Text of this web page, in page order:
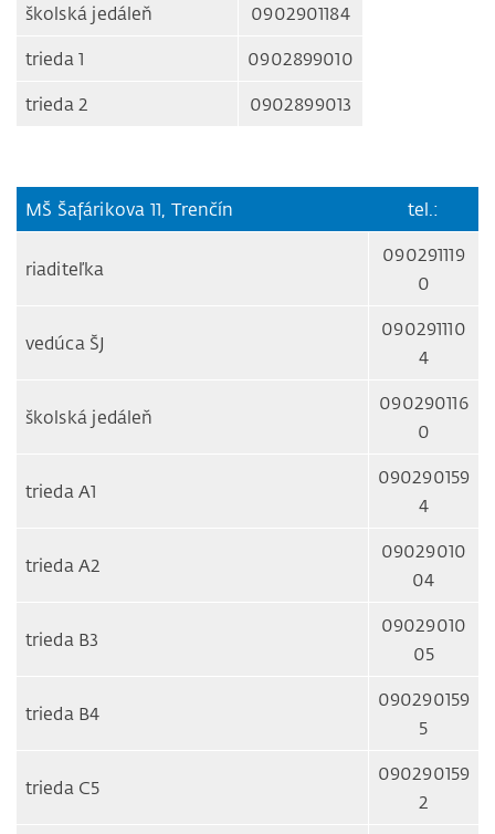
školská jedáleň 0902901184
trieda 1 0902899010
trieda 2 0902899013
MŠ Šafárikova 11, Trenčín tel.:
riaditeľka
090291119
0
vedúca ŠJ
090291110
4
školská jedáleň
090290116
0
trieda A1
090290159
4
trieda A2
09029010
04
trieda B3
09029010
05
trieda B4
090290159
5
trieda C5
090290159
2